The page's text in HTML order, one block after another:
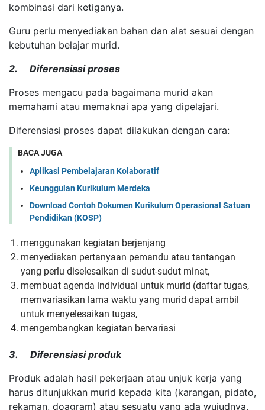
kombinasi dari ketiganya.
Guru perlu menyediakan bahan dan alat sesuai dengan
kebutuhan belajar murid.
2. Diferensiasi proses
Proses mengacu pada bagaimana murid akan
memahami atau memaknai apa yang dipelajari.
Diferensiasi proses dapat dilakukan dengan cara:
BACA JUGA
Aplikasi Pembelajaran Kolaboratif
Keunggulan Kurikulum Merdeka
Download Contoh Dokumen Kurikulum Operasional Satuan
Pendidikan (KOSP)
menggunakan kegiatan berjenjang
menyediakan pertanyaan pemandu atau tantangan
yang perlu diselesaikan di sudut-sudut minat,
membuat agenda individual untuk murid (daftar tugas,
memvariasikan lama waktu yang murid dapat ambil
untuk menyelesaikan tugas,
mengembangkan kegiatan bervariasi
3. Diferensiasi produk
Produk adalah hasil pekerjaan atau unjuk kerja yang
harus ditunjukkan murid kepada kita (karangan, pidato,
rekaman, doagram) atau sesuatu yang ada wujudnya.